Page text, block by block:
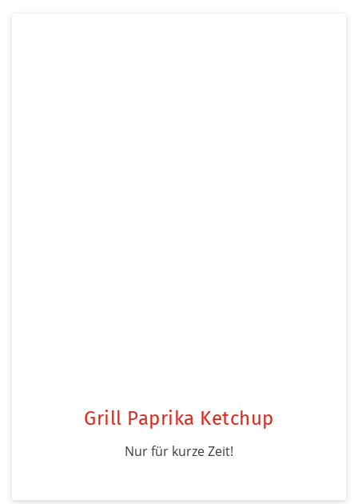
Grill Paprika Ketchup
Nur für kurze Zeit!